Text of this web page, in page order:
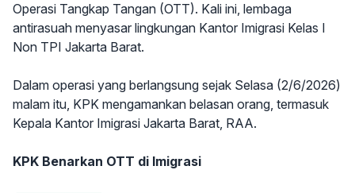
Operasi Tangkap Tangan (OTT). Kali ini, lembaga
antirasuah menyasar lingkungan Kantor Imigrasi Kelas I
Non TPI Jakarta Barat.
Dalam operasi yang berlangsung sejak Selasa (2/6/2026)
malam itu, KPK mengamankan belasan orang, termasuk
Kepala Kantor Imigrasi Jakarta Barat, RAA.
KPK Benarkan OTT di Imigrasi